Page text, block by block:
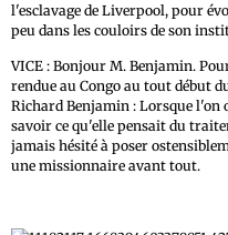
l'esclavage de Liverpool, pour
peu dans les couloirs de son
VICE : Bonjour M. Benjamin.
rendue au Congo au tout début
Richard Benjamin : Lorsque l'on
savoir ce qu'elle pensait du
jamais hésité à poser
une missionnaire avant tout.